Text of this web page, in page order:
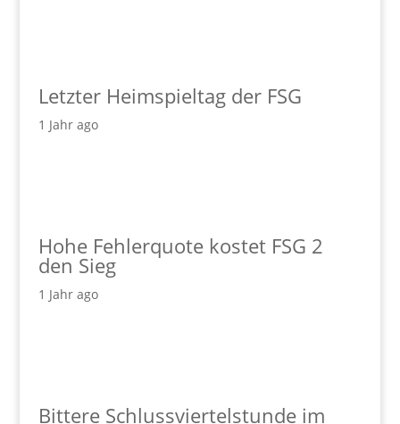
Letzter Heimspieltag der FSG
1 Jahr ago
Hohe Fehlerquote kostet FSG 2
den Sieg
1 Jahr ago
Bittere Schlussviertelstunde im